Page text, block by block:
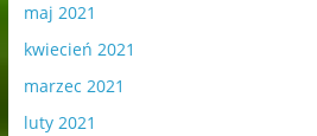
maj 2021
kwiecień 2021
marzec 2021
luty 2021